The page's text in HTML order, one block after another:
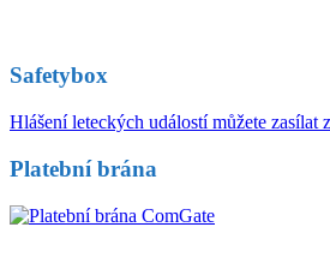
Safetybox
Hlášení leteckých událostí můžete zasílat
Platební brána